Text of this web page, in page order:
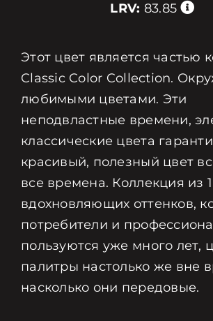
LRV: 83.85
Этот цвет является частью
Classic Color Collection.
любимыми цветами. Эти
неподвластные времени,
классические цвета
красивый, полезный цвет
все времена. Коллекция из
вдохновляющих оттенков,
потребители и
пользуются уже много лет,
палитры настолько же вне
насколько они передовые.